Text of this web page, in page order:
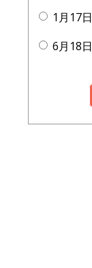
1月17日
6月18日